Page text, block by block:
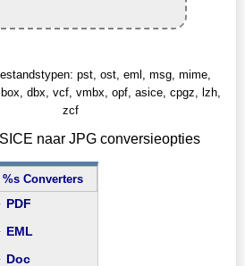
pst, ost, eml, msg, mime,
dbx, vcf, vmbx, opf, asice, cpgz, lzh,
zcf
naar JPG conversieopties
%s Converters
PDF
EML
Doc